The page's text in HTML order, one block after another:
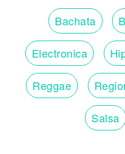
Bachata
Electronica
Reggae
Salsa